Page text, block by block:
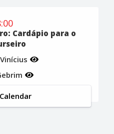
Cardápio para o